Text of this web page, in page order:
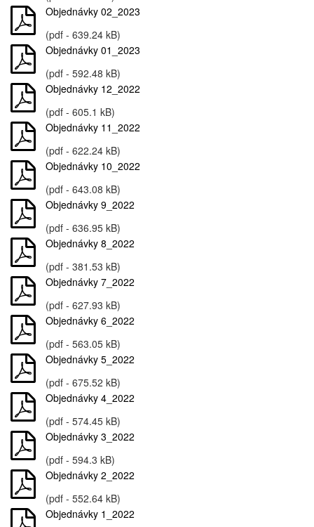
Objednávky 02_2023
(pdf - 639.24 kB)
Objednávky 01_2023
(pdf - 592.48 kB)
Objednávky 12_2022
(pdf - 605.1 kB)
Objednávky 11_2022
(pdf - 622.24 kB)
Objednávky 10_2022
(pdf - 643.08 kB)
Objednávky 9_2022
(pdf - 636.95 kB)
Objednávky 8_2022
(pdf - 381.53 kB)
Objednávky 7_2022
(pdf - 627.93 kB)
Objednávky 6_2022
(pdf - 563.05 kB)
Objednávky 5_2022
(pdf - 675.52 kB)
Objednávky 4_2022
(pdf - 574.45 kB)
Objednávky 3_2022
(pdf - 594.3 kB)
Objednávky 2_2022
(pdf - 552.64 kB)
Objednávky 1_2022